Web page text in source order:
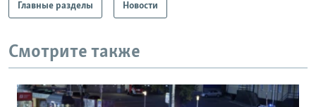
Главные разделы Новости
Смотрите также